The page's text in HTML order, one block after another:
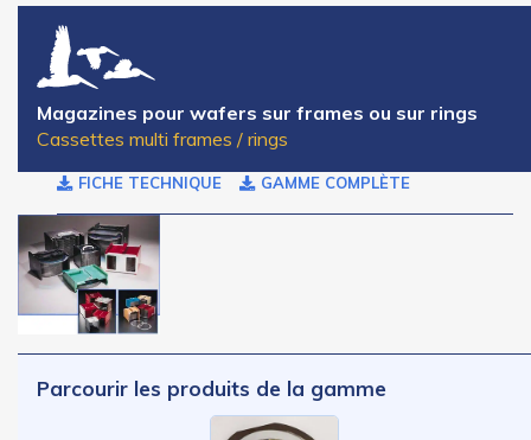
Magazines pour wafers sur frames ou sur rings
Cassettes multi frames / rings
FICHE TECHNIQUE GAMME COMPLÈTE
Parcourir les produits de la gamme